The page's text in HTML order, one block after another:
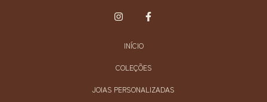
INÍCIO
COLEÇÕES
JOIAS PERSONALIZADAS